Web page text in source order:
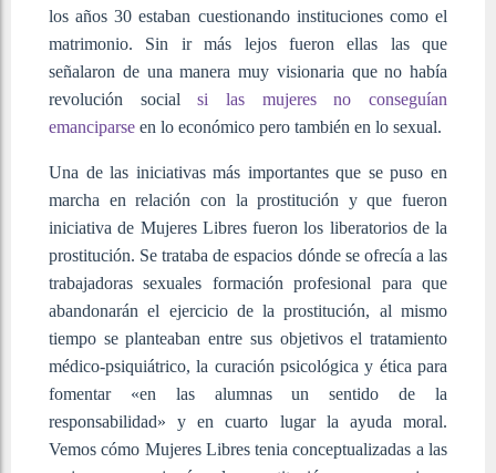
los años 30 estaban cuestionando instituciones como el
matrimonio. Sin ir más lejos fueron ellas las que
señalaron de una manera muy visionaria que no había
revolución socialsi las mujeres no conseguían
emanciparse en lo económico pero también en lo sexual.
Una de las iniciativas más importantes que se puso en
marcha en relación con la prostitución y que fueron
iniciativa de Mujeres Libres fueron los liberatorios de la
prostitución. Se trataba de espacios dónde se ofrecía a las
trabajadoras sexuales formación profesional para que
abandonarán el ejercicio de la prostitución, al mismo
tiempo se planteaban entre sus objetivos el tratamiento
médico-psiquiátrico, la curación psicológica y ética para
fomentar «en las alumnas un sentido de la
responsabilidad» y en cuarto lugar la ayuda moral.
Vemos cómo Mujeres Libres tenia conceptualizadas a las